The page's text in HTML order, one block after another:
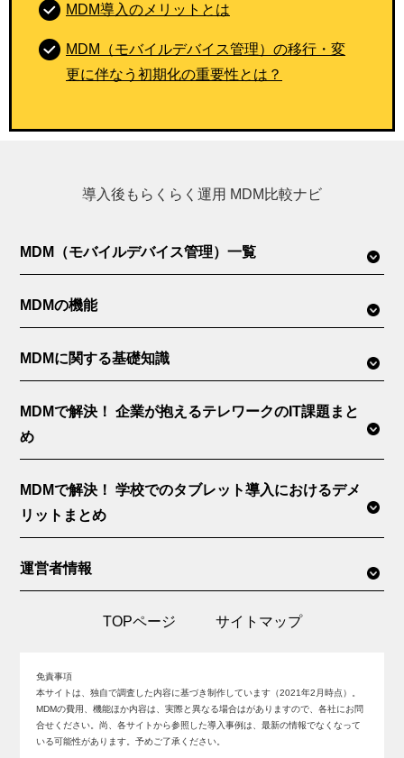
MDM導入のメリットとは
MDM（モバイルデバイス管理）の移行・変
更に伴なう初期化の重要性とは？
導入後もらくらく運用 MDM比較ナビ
MDM（モバイルデバイス管理）一覧
MDMの機能
MDMに関する基礎知識
MDMで解決！ 企業が抱えるテレワークのIT課題まと
め
MDMで解決！ 学校でのタブレット導入におけるデメ
リットまとめ
運営者情報
TOPページ サイトマップ
免責事項
本サイトは、独自で調査した内容に基づき制作しています（2021年2月時点）。
MDMの費用、機能ほか内容は、実際と異なる場合はがありますので、各社にお問
合せください。尚、各サイトから参照した導入事例は、最新の情報でなくなって
いる可能性があります。予めご了承ください。